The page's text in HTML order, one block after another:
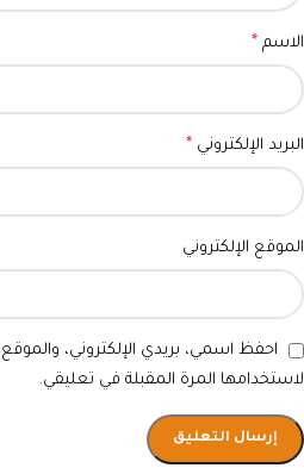
الاسم *
البريد الإلكتروني *
الموقع الإلكتروني
احفظ اسمي، بريدي الإلكتروني،
لاستخدامها المرة المقبلة في تعليقي.